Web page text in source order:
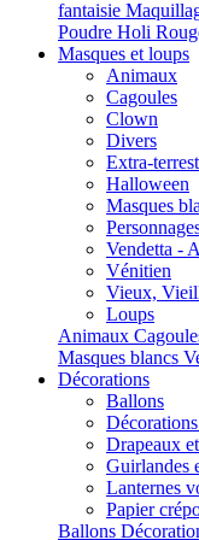
fantaisie
Poudre Holi
Masques et loups
Animaux
Cagoules
Clown
Divers
Extra-
Halloween
Masques
Vendetta -
Vénitien
Vieux,
Loups
Animaux
Masques blancs
Décorations
Ballons
Drapeaux
Guirlandes
Lanternes
Papier
Ballons